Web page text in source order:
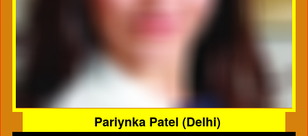
Pariynka Patel (Delhi)